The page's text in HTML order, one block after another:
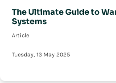
The Ultimate Guide to
Systems
Article
Tuesday, 13 May 2025